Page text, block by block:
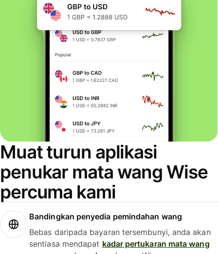
Muat turun aplikasi
penukar mata wang Wise
percuma kami
Bandingkan penyedia pemindahan wang
Bebas daripada bayaran tersembunyi, anda akan
sentiasa mendapat kadar pertukaran mata wang